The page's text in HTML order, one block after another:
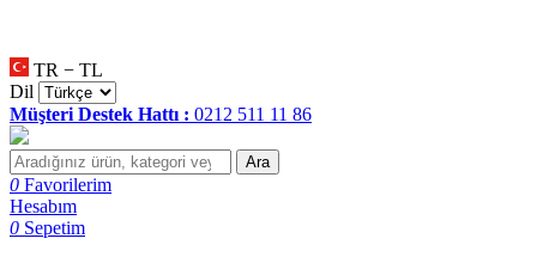
TR − TL
Dil
Müşteri Destek Hattı : 0212 511 11 86
Ara
0 Favorilerim
Hesabım
0 Sepetim